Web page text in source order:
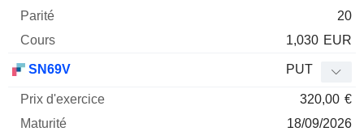
20
1,030 EUR
SN69V PUT
320,00 €
18/09/2026